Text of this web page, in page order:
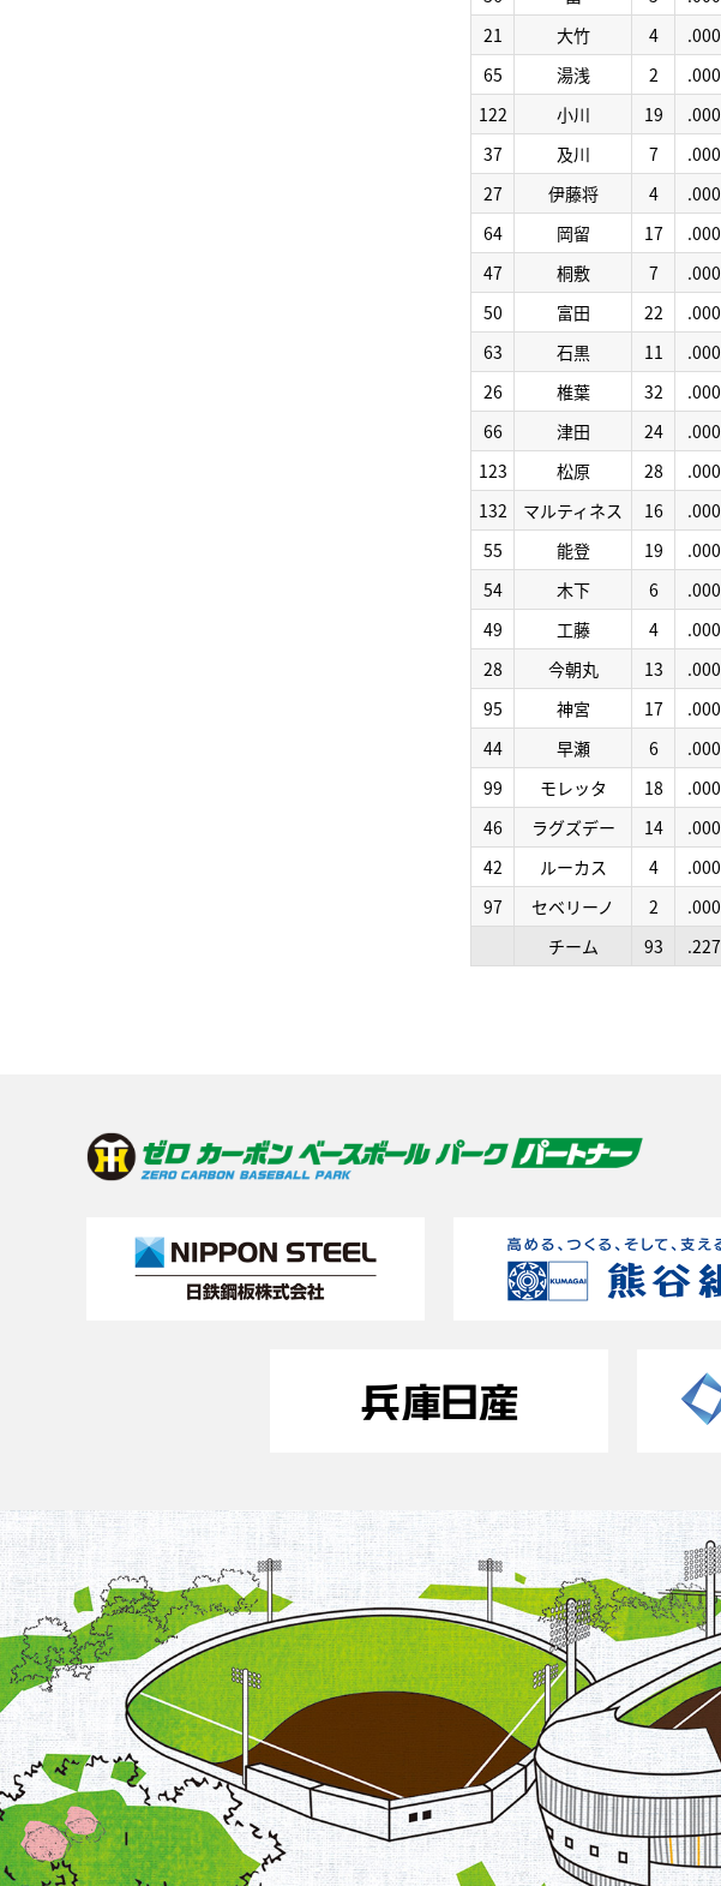
21
大竹 4 .000
65
湯浅 2 .000
122
小川 19 .000
37
及川 7 .000
27
伊藤将 4 .000
64
岡留 17 .000
47
桐敷 7 .000
50
富田 22 .000
63
石黒 11 .000
26
椎葉 32 .000
66
津田 24 .000
123
松原 28 .000
132
マルティネス 16 .000
55
能登 19 .000
54
木下 6 .000
49
工藤 4 .000
28
今朝丸 13 .000
95
神宮 17 .000
44
早瀬 6 .000
99
モレッタ 18 .000
46
ラグズデー 14 .000
42
ルーカス 4 .000
97
セベリーノ 2 .000
チーム
93 .227